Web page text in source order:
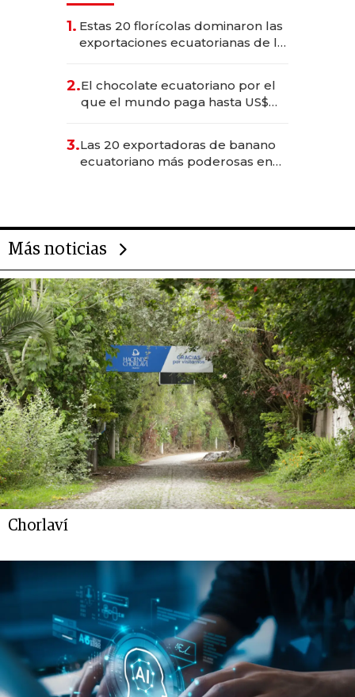
1. Estas 20 florícolas dominaron las
exportaciones ecuatorianas de la
2.El chocolate ecuatoriano por el
que el mundo paga hasta US$
3.Las 20 exportadoras de banano
ecuatoriano más poderosas en
Más noticias
Chorlaví